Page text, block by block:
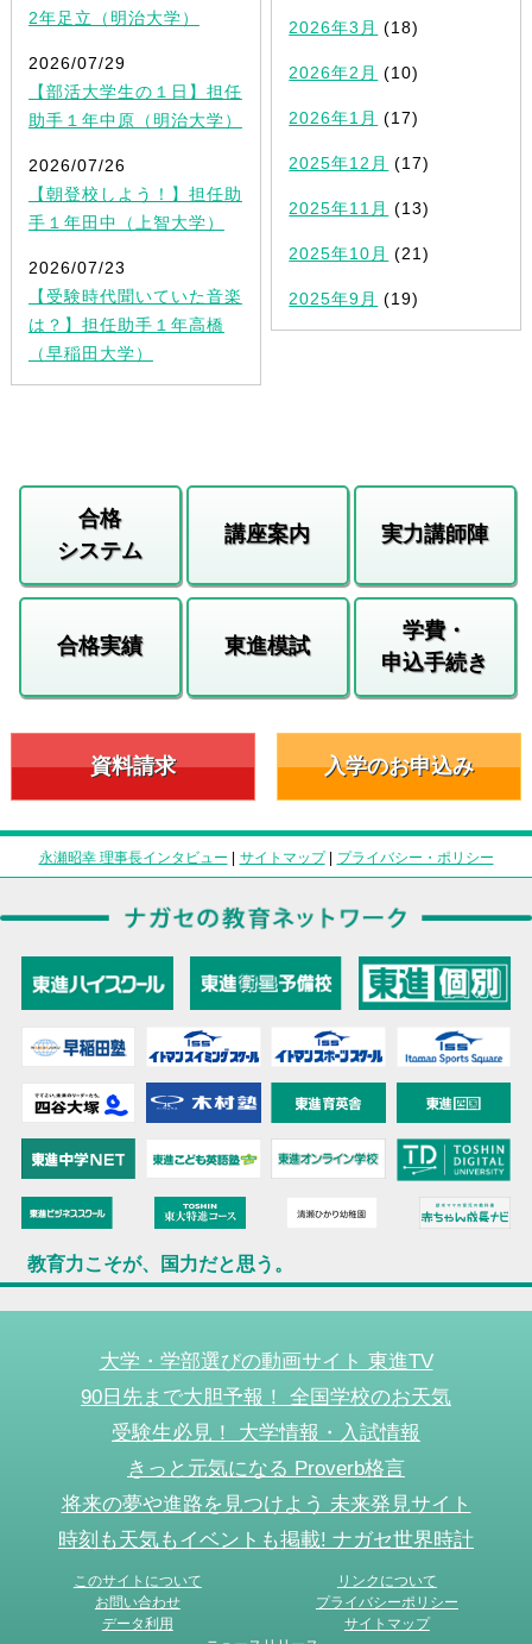
2年足立（明治大学）
2026/07/29
【部活大学生の１日】担任
助手１年中原（明治大学）
2026/07/26
【朝登校しよう！】担任助
手１年田中（上智大学）
2026/07/23
【受験時代聞いていた音楽
は？】担任助手１年高橋
（早稲田大学）
2026年3月 (18)
2026年2月 (10)
2026年1月 (17)
2025年12月 (17)
2025年11月 (13)
2025年10月 (21)
2025年9月 (19)
合格
システム
講座案内 実力講師陣
合格実績 東進模試
学費・
申込手続き
資料請求 入学のお申込み
永瀬昭幸 理事長インタビュー | サイトマップ| プライバシー・ポリシー
教育力こそが、国力だと思う。
大学・学部選びの動画サイト 東進TV
90日先まで大胆予報！ 全国学校のお天気
受験生必見！ 大学情報・入試情報
きっと元気になる Proverb格言
将来の夢や進路を見つけよう 未来発見サイト
時刻も天気もイベントも掲載! ナガセ世界時計
このサイトについて
リンクについて
お問い合わせ
プライバシーポリシー
データ利用
サイトマップ